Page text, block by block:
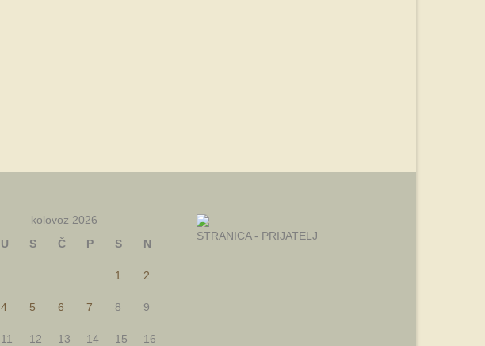
kolovoz 2026
U S Č P S N
1 2
4 5 6 7 8 9
11 12 13 14 15 16
STRANICA - PRIJATELJ